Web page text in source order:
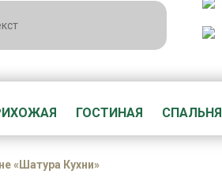
ГОСТИНАЯ СПАЛЬНЯ
«Шатура Кухни»